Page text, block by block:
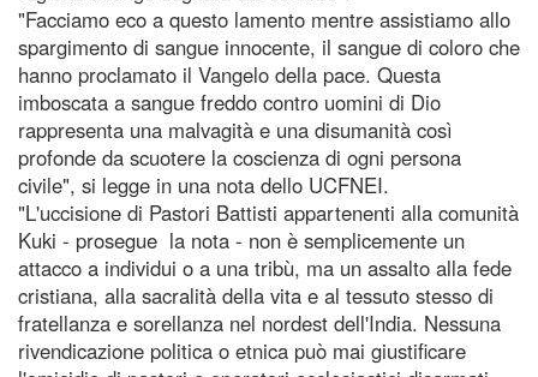
"Facciamo eco a questo lamento mentre assistiamo allo
spargimento di sangue innocente, il sangue di coloro che
hanno proclamato il Vangelo della pace. Questa
imboscata a sangue freddo contro uomini di Dio
rappresenta una malvagità e una disumanità così
profonde da scuotere la coscienza di ogni persona
civile", si legge in una nota dello UCFNEI.
"L'uccisione di Pastori Battisti appartenenti alla comunità
Kuki - prosegue la nota - non è semplicemente un
attacco a individui o a una tribù, ma un assalto alla fede
cristiana, alla sacralità della vita e al tessuto stesso di
fratellanza e sorellanza nel nordest dell'India. Nessuna
rivendicazione politica o etnica può mai giustificare